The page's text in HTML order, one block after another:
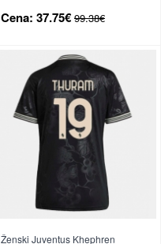
Rokav
Cena: 37.75€ 99.38€
Ženski Juventus Khephren